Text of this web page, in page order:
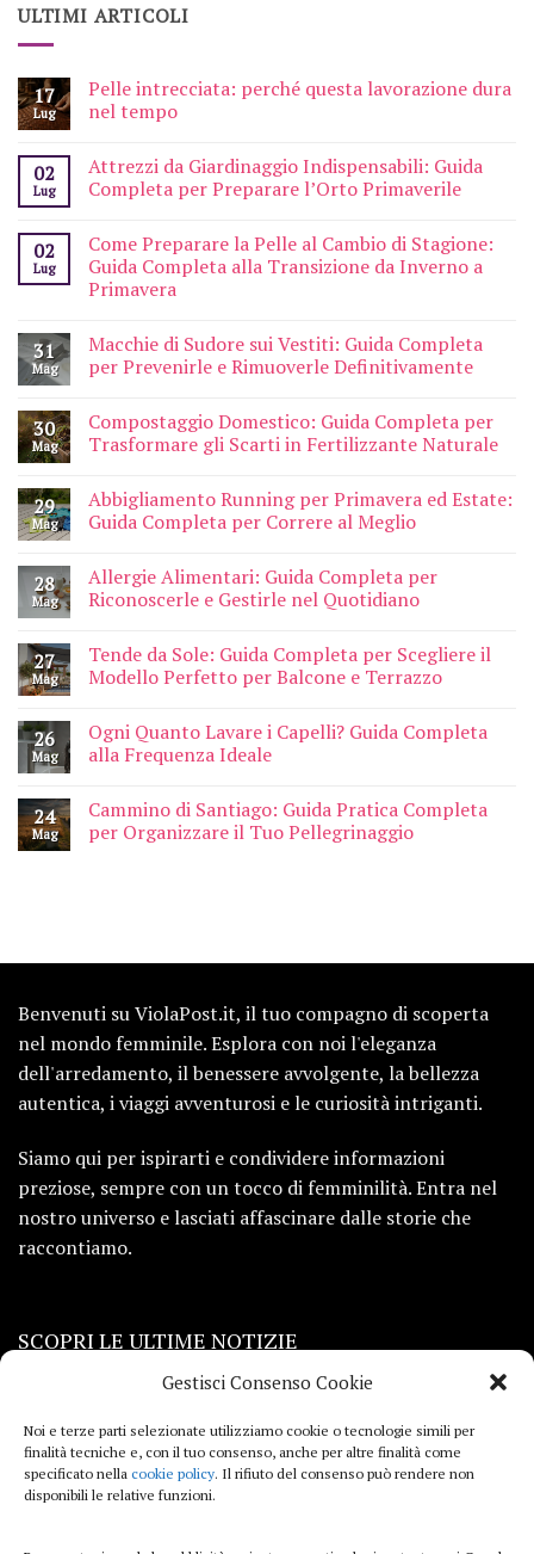
Gestisci Consenso Cookie
Noi e terze parti selezionate utilizziamo cookie o tecnologie simili per
finalità tecniche e, con il tuo consenso, anche per altre finalità come
specificato nella cookie policy. Il rifiuto del consenso può rendere non
disponibili le relative funzioni.
ULTIMI ARTICOLI
17
Lug
Pelle intrecciata: perché questa lavorazione dura
nel tempo
02
Lug
Attrezzi da Giardinaggio Indispensabili: Guida
Completa per Preparare l’Orto Primaverile
02
Lug
Come Preparare la Pelle al Cambio di Stagione:
Guida Completa alla Transizione da Inverno a
Primavera
31
Mag
Macchie di Sudore sui Vestiti: Guida Completa
per Prevenirle e Rimuoverle Definitivamente
30
Mag
Compostaggio Domestico: Guida Completa per
Trasformare gli Scarti in Fertilizzante Naturale
29
Mag
Abbigliamento Running per Primavera ed Estate:
Guida Completa per Correre al Meglio
28
Mag
Allergie Alimentari: Guida Completa per
Riconoscerle e Gestirle nel Quotidiano
27
Mag
Tende da Sole: Guida Completa per Scegliere il
Modello Perfetto per Balcone e Terrazzo
26
Mag
Ogni Quanto Lavare i Capelli? Guida Completa
alla Frequenza Ideale
24
Mag
Cammino di Santiago: Guida Pratica Completa
per Organizzare il Tuo Pellegrinaggio
Benvenuti su ViolaPost.it, il tuo compagno di scoperta
nel mondo femminile. Esplora con noi l'eleganza
dell'arredamento, il benessere avvolgente, la bellezza
autentica, i viaggi avventurosi e le curiosità intriganti.
Siamo qui per ispirarti e condividere informazioni
preziose, sempre con un tocco di femminilità. Entra nel
nostro universo e lasciati affascinare dalle storie che
raccontiamo.
SCOPRI LE ULTIME NOTIZIE
Viaggi
Beauty e benessere